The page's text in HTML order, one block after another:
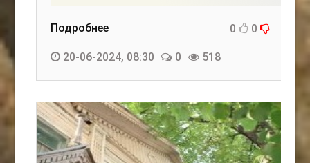
Подробнее 0 0
20-06-2024, 08:30 0 518